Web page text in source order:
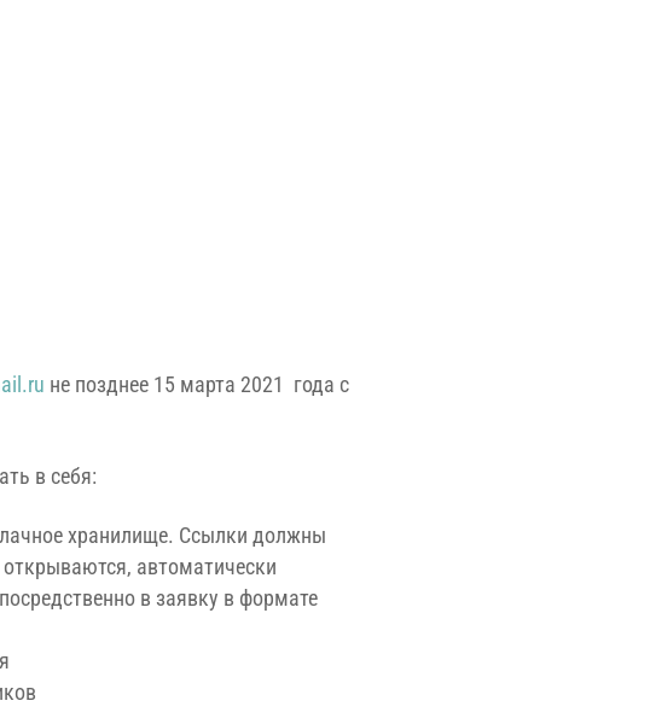
не позднее 15 марта 2021 года с
в себя:
хранилище. Ссылки должны
автоматически
в заявку в формате